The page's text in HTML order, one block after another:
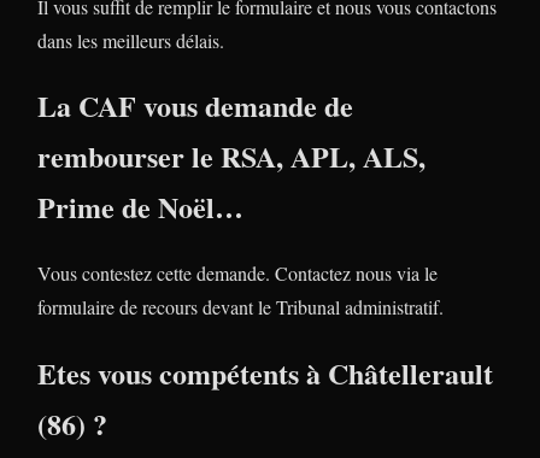
Il vous suffit de remplir le formulaire et nous vous contactons
dans les meilleurs délais.
La CAF vous demande de
rembourser le RSA, APL, ALS,
Prime de Noël…
Vous contestez cette demande. Contactez nous via le
formulaire de recours devant le Tribunal administratif.
Etes vous compétents à Châtellerault
(86) ?